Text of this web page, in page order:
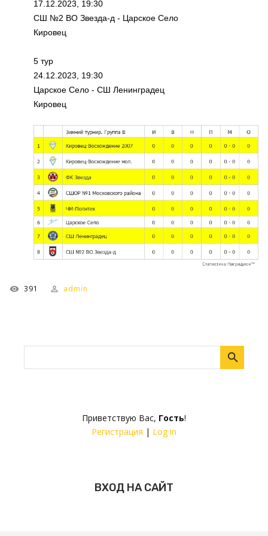
Приветствую Вас, Гость!
Регистрация | Log in
ВХОД НА САЙТ
17.12.2023, 19:30
СШ №2 ВО Звезда-д - Царское Село
Кировец
5 тур
24.12.2023, 19:30
Царское Село - СШ Ленинградец
Кировец
391 admin